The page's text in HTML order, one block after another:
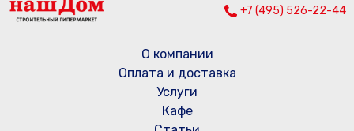
+7 (495) 526-22-44
О компании
Оплата и доставка
Услуги
Кафе